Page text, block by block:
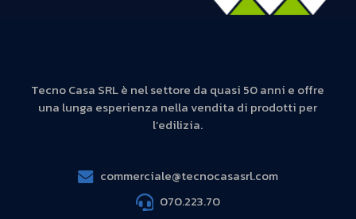
Tecno Casa SRL è nel settore da quasi 50 anni e offre
una lunga esperienza nella vendita di prodotti per
l’edilizia.
commerciale@tecnocasasrl.com
070.223.70